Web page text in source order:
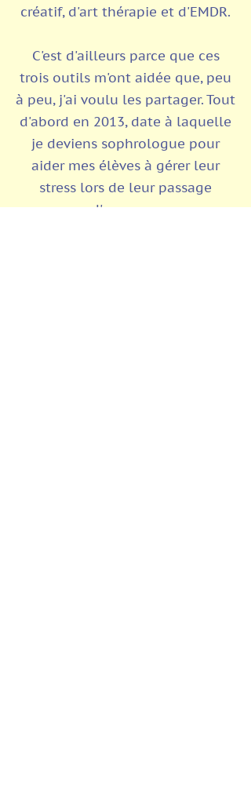
créatif, d'art thérapie et d'EMDR.
C'est d'ailleurs parce que ces
trois outils m'ont aidée que, peu
à peu, j'ai voulu les partager.Tout
d'abord en 2013, date à laquelle
je deviens sophrologue pour
aider mes élèves à gérer leur
stress lors de leur passage
d'examen.